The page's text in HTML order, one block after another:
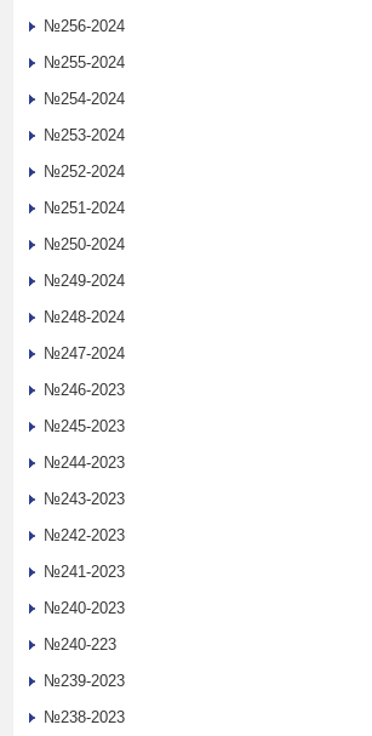
№256-2024
№255-2024
№254-2024
№253-2024
№252-2024
№251-2024
№250-2024
№249-2024
№248-2024
№247-2024
№246-2023
№245-2023
№244-2023
№243-2023
№242-2023
№241-2023
№240-2023
№240-223
№239-2023
№238-2023